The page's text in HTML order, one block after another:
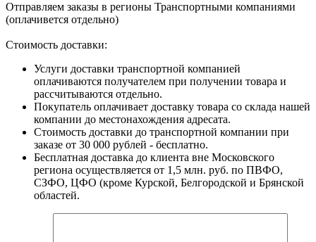
Отправляем заказы в регионы Транспортными компаниями
(оплачивется отдельно)
Стоимость доставки:
Услуги доставки транспортной компанией
оплачиваются получателем при получении товара и
рассчитываются отдельно.
Покупатель оплачивает доставку товара со склада нашей
компании до местонахождения адресата.
Стоимость доставки до транспортной компании при
заказе от 30 000 рублей - бесплатно.
Бесплатная доставка до клиента вне Московского
региона осуществляется от 1,5 млн. руб. по ПВФО,
СЗФО, ЦФО (кроме Курской, Белгородской и Брянской
областей.